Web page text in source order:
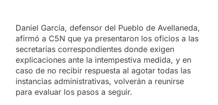
Daniel García, defensor del Pueblo de Avellaneda,
afirmó a C5N que ya presentaron los oficios a las
secretarías correspondientes donde exigen
explicaciones ante la intempestiva medida, y en
caso de no recibir respuesta al agotar todas las
instancias administrativas, volverán a reunirse
para evaluar los pasos a seguir.